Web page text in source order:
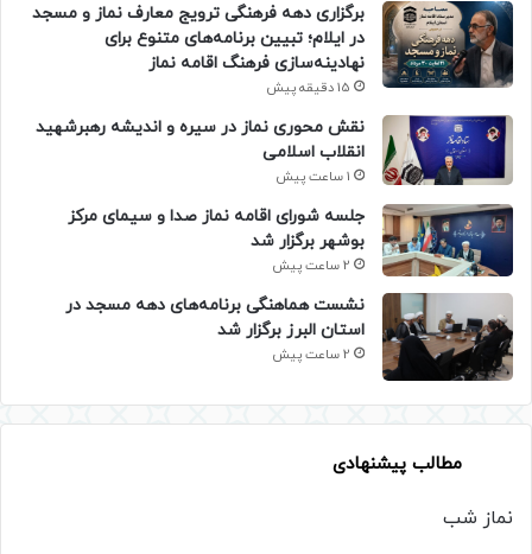
برگزاری دهه فرهنگی ترویج معارف نماز و مسجد
در ایلام؛ تبیین برنامه‌های متنوع برای
نهادینه‌سازی فرهنگ اقامه نماز
15 دقیقه پیش
نقش محوری نماز در سیره و اندیشه رهبرشهید
انقلاب اسلامی
1 ساعت پیش
جلسه شورای اقامه نماز صدا و سیمای مرکز
بوشهر برگزار شد
2 ساعت پیش
نشست هماهنگی برنامه‌های دهه مسجد در
استان البرز برگزار شد
2 ساعت پیش
مطالب پیشنهادی
نماز شب